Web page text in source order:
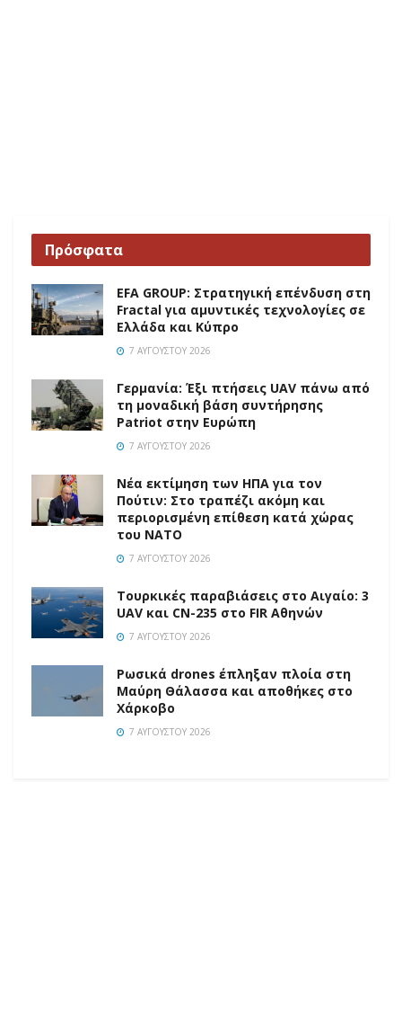
Πρόσφατα
EFA GROUP: Στρατηγική επένδυση στη
Fractal για αμυντικές τεχνολογίες σε
Ελλάδα και Κύπρο
7 ΑΥΓΟΎΣΤΟΥ 2026
Γερμανία: Έξι πτήσεις UAV πάνω από
τη μοναδική βάση συντήρησης
Patriot στην Ευρώπη
7 ΑΥΓΟΎΣΤΟΥ 2026
Νέα εκτίμηση των ΗΠΑ για τον
Πούτιν: Στο τραπέζι ακόμη και
περιορισμένη επίθεση κατά χώρας
του ΝΑΤΟ
7 ΑΥΓΟΎΣΤΟΥ 2026
Τουρκικές παραβιάσεις στο Αιγαίο: 3
UAV και CN-235 στο FIR Αθηνών
7 ΑΥΓΟΎΣΤΟΥ 2026
Ρωσικά drones έπληξαν πλοία στη
Μαύρη Θάλασσα και αποθήκες στο
Χάρκοβο
7 ΑΥΓΟΎΣΤΟΥ 2026